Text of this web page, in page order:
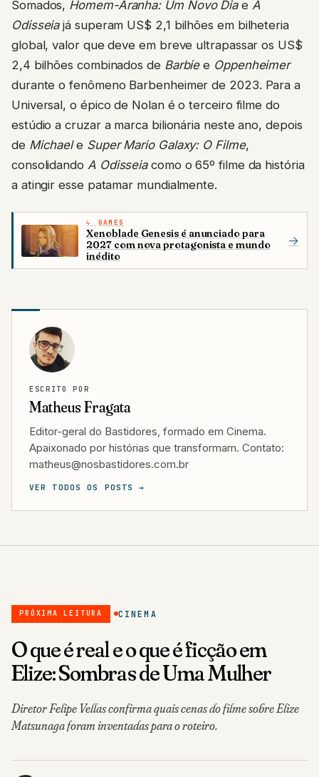
Somados, Homem-Aranha: Um Novo Diae A
Odisseiajá superam US$ 2,1 bilhões em bilheteria
global, valor que deve em breve ultrapassar os US$
2,4 bilhões combinados de Barbiee Oppenheimer
durante o fenômeno Barbenheimer de 2023. Para a
Universal, o épico de Nolan é o terceiro filme do
estúdio a cruzar a marca bilionária neste ano, depois
de Michaele Super Mario Galaxy: O Filme,
consolidando A Odisseiacomo o 65º filme da história
a atingir esse patamar mundialmente.
GAMES
Xenoblade Genesis é anunciado para
2027 com nova protagonista e mundo
inédito
→
ESCRITO POR
Matheus Fragata
Editor-geral do Bastidores, formado em Cinema.
Apaixonado por histórias que transformam. Contato:
matheus@nosbastidores.com.br
VER TODOS OS POSTS →
PRÓXIMA LEITURA CINEMA
O que é real e o que é ficção em
Elize: Sombras de Uma Mulher
Diretor Felipe Vellas confirma quais cenas do filme sobre Elize
Matsunaga foram inventadas para o roteiro.